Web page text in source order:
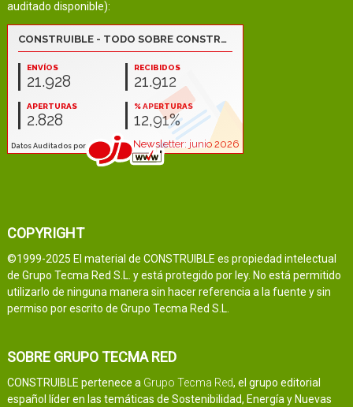
auditado disponible):
COPYRIGHT
©1999-2025 El material de CONSTRUIBLE es propiedad intelectual
de Grupo Tecma Red S.L. y está protegido por ley. No está permitido
utilizarlo de ninguna manera sin hacer referencia a la fuente y sin
permiso por escrito de Grupo Tecma Red S.L.
SOBRE GRUPO TECMA RED
CONSTRUIBLE pertenece a Grupo Tecma Red, el grupo editorial
español líder en las temáticas de Sostenibilidad, Energía y Nuevas